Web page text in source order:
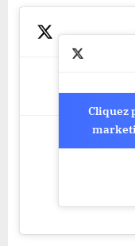
Cliquez
Cliquez